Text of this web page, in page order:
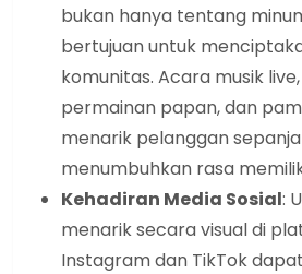
bukan hanya tentang
bertujuan untuk
komunitas. Acara musik
permainan papan, dan
menarik pelanggan
menumbuhkan rasa
Kehadiran Media Sosial:
menarik secara visual di
Instagram dan TikTok